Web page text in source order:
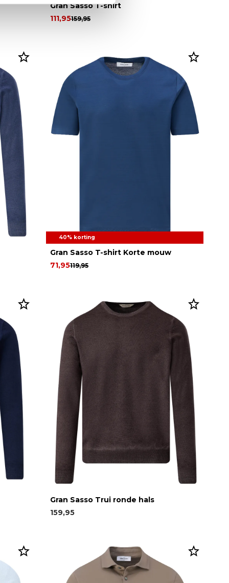
Gran Sasso T-shirt
159,95
111,95
40% korting
Gran Sasso T-shirt Korte mouw
119,95
71,95
Gran Sasso Trui ronde hals
159,95